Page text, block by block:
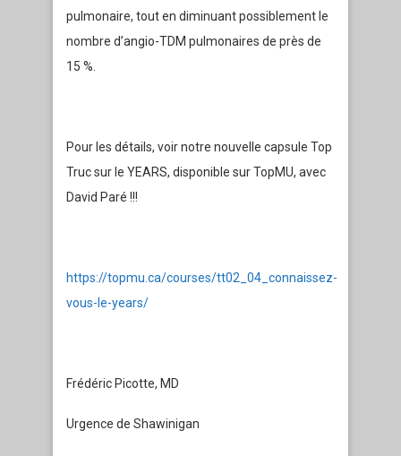
pulmonaire, tout en diminuant possiblement le
nombre d’angio-TDM pulmonaires de près de
15 %.
Pour les détails, voir notre nouvelle capsule Top
Truc sur le YEARS, disponible sur TopMU, avec
David Paré !!!
https://topmu.ca/courses/tt02_04_connaissez-
vous-le-years/
Frédéric Picotte, MD
Urgence de Shawinigan